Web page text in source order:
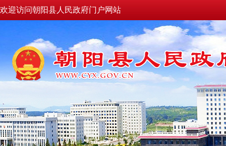
欢迎访问朝阳县人民政府门户网站